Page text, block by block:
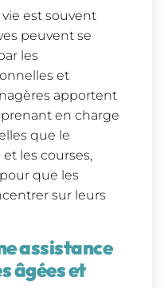
est souvent
peuvent se
les
et
apportent
en charge
que le
les courses,
que les
sur leurs
assistance
âgées et